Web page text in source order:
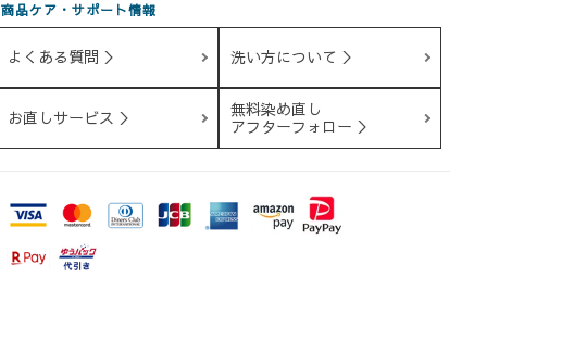
商品ケア・サポート情報
よくある質問 ＞ 洗い方について ＞
お直しサービス ＞
無料染め直し
アフターフォロー ＞